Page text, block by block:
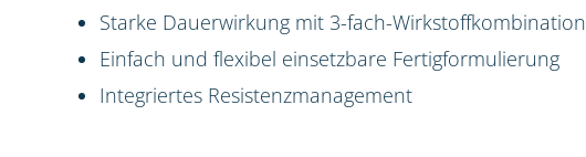
Starke Dauerwirkung mit 3-fach-Wirkstoffkombination
Einfach und flexibel einsetzbare Fertigformulierung
Integriertes Resistenzmanagement